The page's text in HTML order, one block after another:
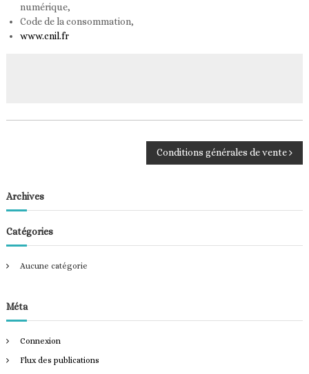
numérique,
Code de la consommation,
www.cnil.fr
a
v
i
a
t
Conditions générales de vente
Archives
Catégories
Aucune catégorie
Méta
Connexion
Flux des publications